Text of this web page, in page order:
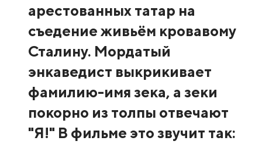
арестованных татар на
съедение живьём кровавому
Сталину. Мордатый
энкаведист выкрикивает
фамилию-имя зека, а зеки
покорно из толпы отвечают
"Я!" В фильме это звучит так: